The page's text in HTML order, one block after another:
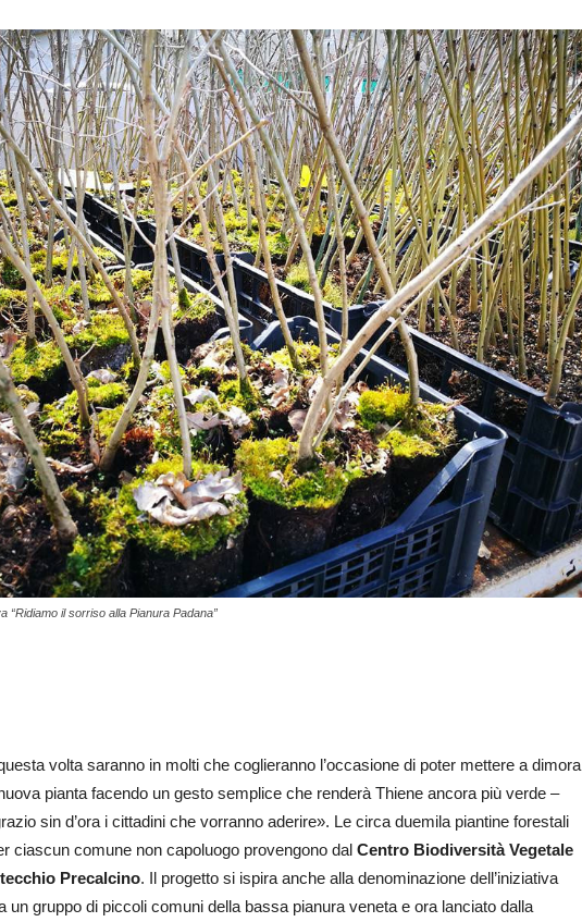
“Ridiamo il sorriso alla Pianura Padana”
volta saranno in molti che coglieranno l’occasione di poter mettere a dimora
pianta facendo un gesto semplice che renderà Thiene ancora più verde –
sin d’ora i cittadini che vorranno aderire». Le circa duemila piantine forestali
ciascun comune non capoluogo provengono dal Centro Biodiversità Vegetale
Precalcino. Il progetto si ispira anche alla denominazione dell’iniziativa
un gruppo di piccoli comuni della bassa pianura veneta e ora lanciato dalla